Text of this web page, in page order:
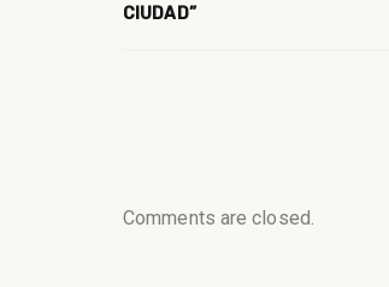
CIUDAD”
Comments are closed.